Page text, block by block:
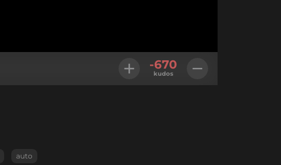
-670
kudos
auto